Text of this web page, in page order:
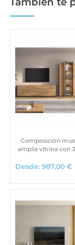
Composición
amplia vitrina con
Desde: 987,00 €